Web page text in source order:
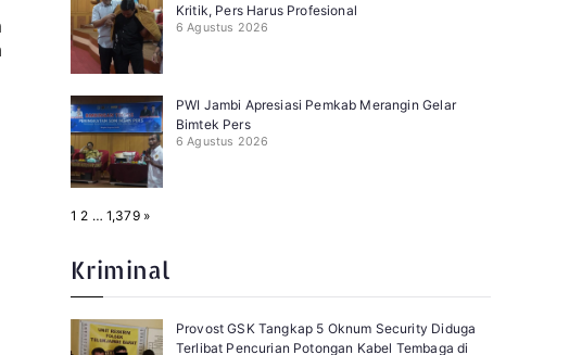
Kritik, Pers Harus Profesional
6 Agustus 2026
PWI Jambi Apresiasi Pemkab Merangin Gelar
Bimtek Pers
6 Agustus 2026
P
:
1 2 … 1,379 N
»
Kriminal
Provost GSK Tangkap 5 Oknum Security Diduga
Terlibat Pencurian Potongan Kabel Tembaga di